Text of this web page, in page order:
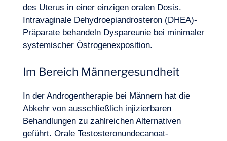
des Uterus in einer einzigen oralen Dosis.
Intravaginale Dehydroepiandrosteron (DHEA)-
Präparate behandeln Dyspareunie bei minimaler
systemischer Östrogenexposition.
Im Bereich Männergesundheit
In der Androgentherapie bei Männern hat die
Abkehr von ausschließlich injizierbaren
Behandlungen zu zahlreichen Alternativen
geführt. Orale Testosteronundecanoat-